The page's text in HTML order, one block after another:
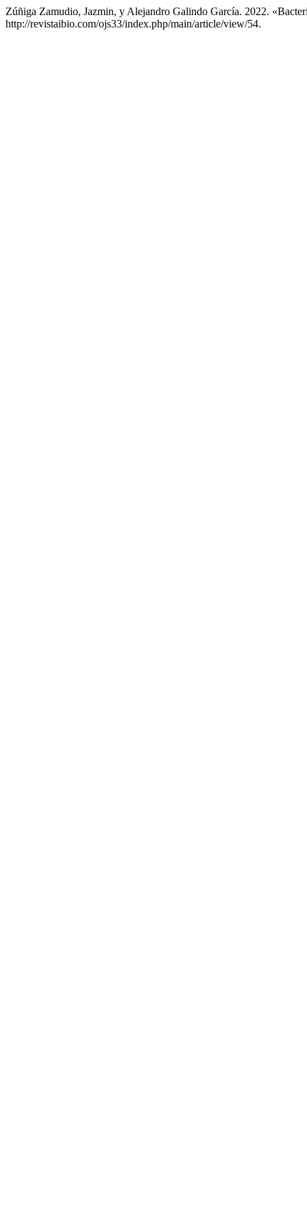
Zúñiga Zamudio, Jazmin, y Alejandro Galindo García. 2022.
http://revistaibio.com/ojs33/index.php/main/article/view/54.